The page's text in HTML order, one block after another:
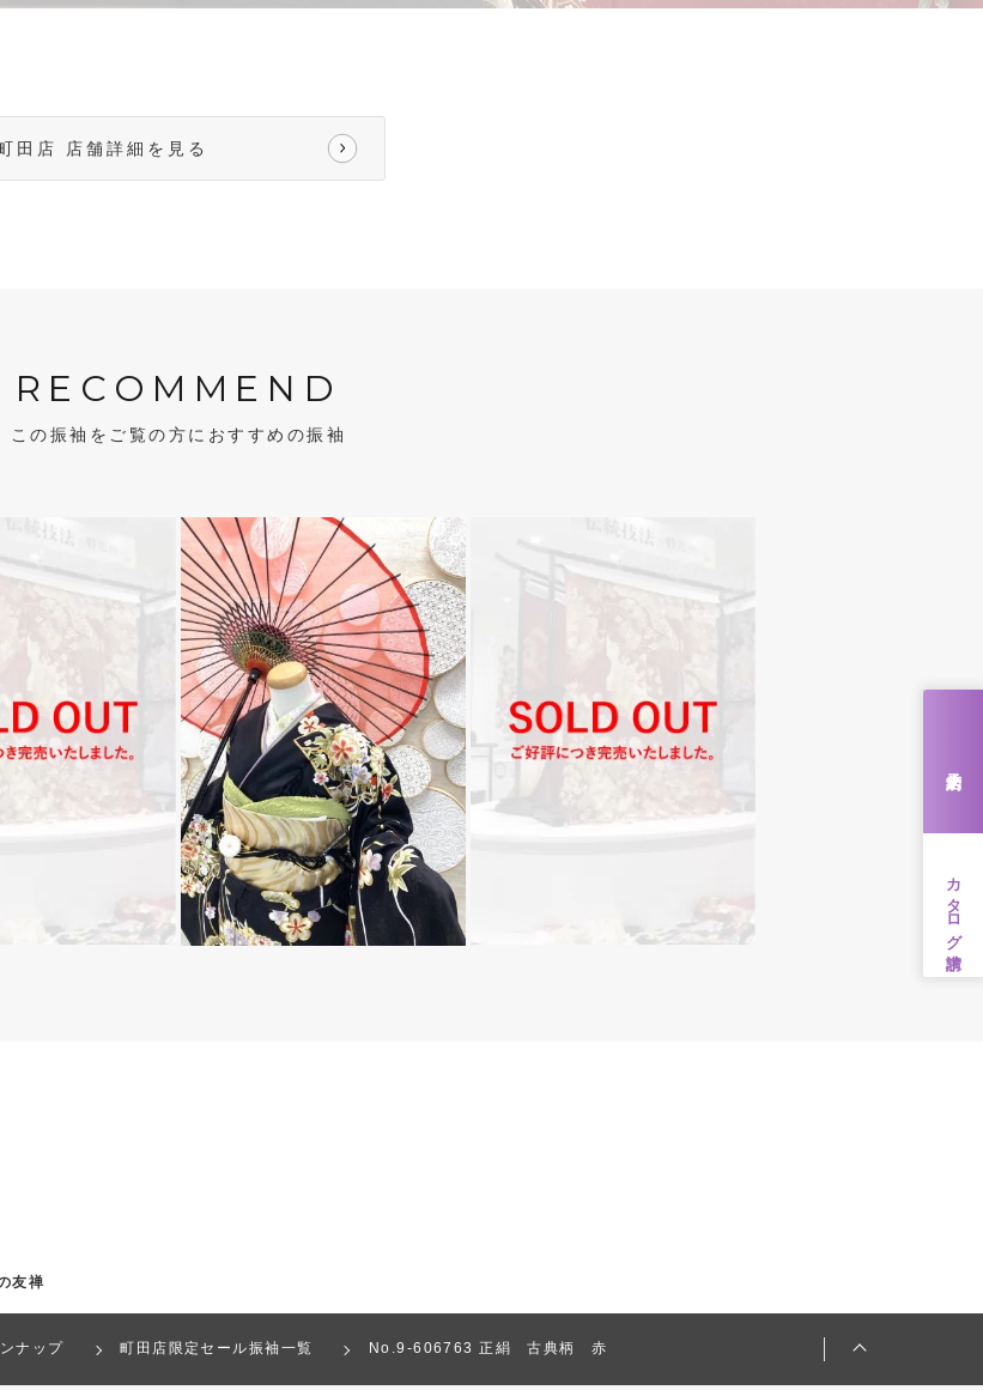
田店 店舗詳細を見る
RECOMMEND
この振袖をご覧の方におすすめの振袖
友禅
ナップ 町田店限定セール振袖一覧 No.9‐606763 正絹 古典柄 赤
カタログ請求